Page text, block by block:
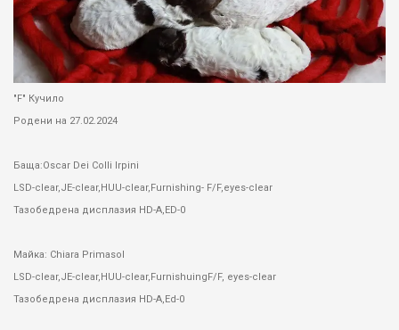
"F" Кучило
Родени на 27.02.2024
Баща:Oscar Dei Colli Irpini
LSD-clear,JE-clear,HUU-clear,Furnishing- F/F,eyes-clear
Тазобедрена дисплазия HD-A,ED-0
Майка: Chiara Primasol
LSD-clear,JE-clear,HUU-clear,FurnishuingF/F, eyes-clear
Тазобедрена дисплазия HD-A,Ed-0